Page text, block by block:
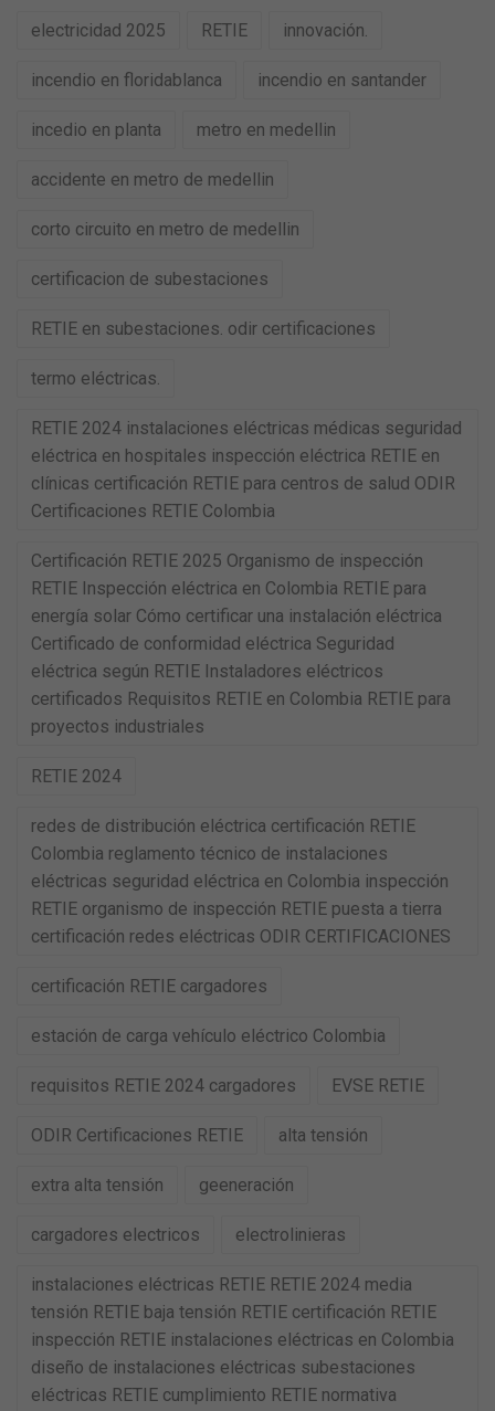
electricidad 2025 RETIE innovación.
incendio en floridablanca incendio en santander
incedio en planta metro en medellin
accidente en metro de medellin
corto circuito en metro de medellin
certificacion de subestaciones
RETIE en subestaciones. odir certificaciones
termo eléctricas.
RETIE 2024 instalaciones eléctricas médicas seguridad
eléctrica en hospitales inspección eléctrica RETIE en
clínicas certificación RETIE para centros de salud ODIR
Certificaciones RETIE Colombia
Certificación RETIE 2025 Organismo de inspección
RETIE Inspección eléctrica en Colombia RETIE para
energía solar Cómo certificar una instalación eléctrica
Certificado de conformidad eléctrica Seguridad
eléctrica según RETIE Instaladores eléctricos
certificados Requisitos RETIE en Colombia RETIE para
proyectos industriales
RETIE 2024
redes de distribución eléctrica certificación RETIE
Colombia reglamento técnico de instalaciones
eléctricas seguridad eléctrica en Colombia inspección
RETIE organismo de inspección RETIE puesta a tierra
certificación redes eléctricas ODIR CERTIFICACIONES
certificación RETIE cargadores
estación de carga vehículo eléctrico Colombia
requisitos RETIE 2024 cargadores EVSE RETIE
ODIR Certificaciones RETIE alta tensión
extra alta tensión geeneración
cargadores electricos electrolinieras
instalaciones eléctricas RETIE RETIE 2024 media
tensión RETIE baja tensión RETIE certificación RETIE
inspección RETIE instalaciones eléctricas en Colombia
diseño de instalaciones eléctricas subestaciones
eléctricas RETIE cumplimiento RETIE normativa